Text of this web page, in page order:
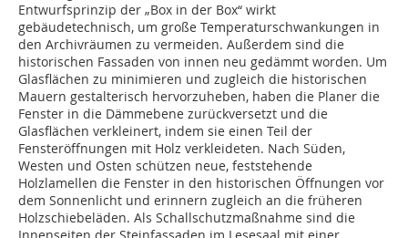
Entwurfsprinzip der „Box in der Box“ wirkt
gebäudetechnisch, um große Temperaturschwankungen in
den Archivräumen zu vermeiden. Außerdem sind die
historischen Fassaden von innen neu gedämmt worden. Um
Glasflächen zu minimieren und zugleich die historischen
Mauern gestalterisch hervorzuheben, haben die Planer die
Fenster in die Dämmebene zurückversetzt und die
Glasflächen verkleinert, indem sie ­einen Teil der
Fensteröffnungen mit Holz verkleideten. Nach Süden,
Westen und Osten schützen neue, feststehende
Holzlamellen die Fenster in den historischen Öffnungen vor
dem Sonnenlicht und erinnern zugleich an die früheren
Holzschiebeläden. Als Schallschutzmaßnahme sind die